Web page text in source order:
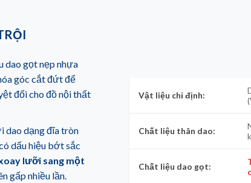
dao gọt nẹp nhựa
góc cắt đứt để
đối cho đồ nội thất
dao dạng đĩa tròn
dấu hiệu bớt sắc
lưỡi sang một
gấp nhiều lần.
Vật liệu chỉ định:
Chất liệu thân dao:
Chất liệu dao gọt: